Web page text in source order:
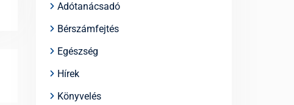
Adótanácsadó
Bérszámfejtés
Egészség
Hírek
Könyvelés